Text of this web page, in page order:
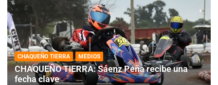
CHAQUEÑO TIERRA MEDIOS
CHAQUEÑO TIERRA: Sáenz Peña recibe una
fecha clave